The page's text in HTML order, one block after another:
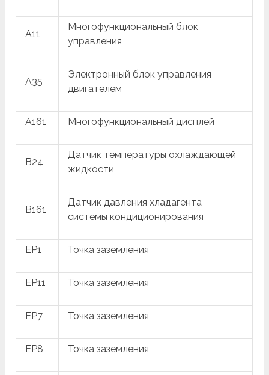
A11
Многофункциональный блок
управления
A35
Электронный блок управления
двигателем
A161 Многофункциональный дисплей
B24
Датчик температуры охлаждающей
жидкости
B161
Датчик давления хладагента
системы кондиционирования
EP1 Точка заземления
EP11 Точка заземления
EP7 Точка заземления
EP8 Точка заземления